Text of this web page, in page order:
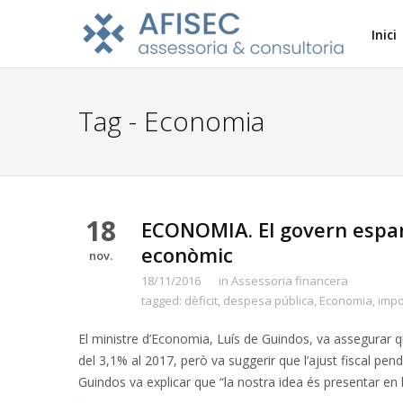
Inici
Tag - Economia
18
nov.
ECONOMIA. El govern
econòmic
18/11/2016 in Assessoria financera
tagged: dèficit, despesa pública, Economia,
El ministre d’Economia, Luís de Guindos, va
del 3,1% al 2017, però va suggerir que l’ajust fiscal
Guindos va explicar que “la nostra idea és presentar